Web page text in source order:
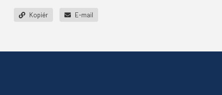
Kopiér E-mail